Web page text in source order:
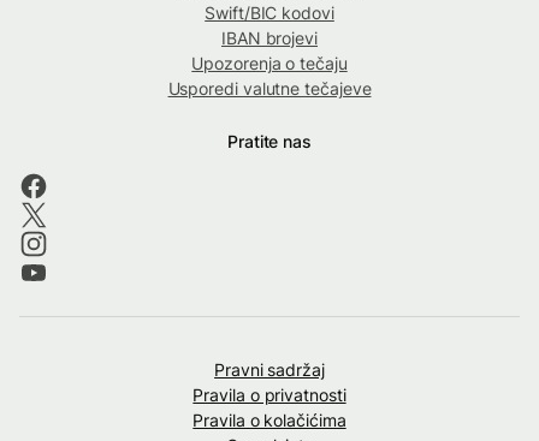
Swift/BIC kodovi
IBAN brojevi
Upozorenja o tečaju
Usporedi valutne tečajeve
Pratite nas
Pravni sadržaj
Pravila o privatnosti
Pravila o kolačićima